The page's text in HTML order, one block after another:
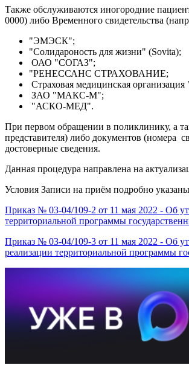
Также обслуживаются иногородние
0000) либо Временного свидетельства
"ЭМЭСК";
"Солидароность для жизни" (Sovita);
ОАО "СОГАЗ";
"РЕНЕССАНС СТРАХОВАНИЕ;
Страховая медицинская
ЗАО "МАКС-М";
"АСКО-МЕД".
При первом обращении в поликлинику, а
представителя) либо документов (номера
достоверные сведения.
Данная процедура направлена на
Условия Записи на приём подробно
Приказ № 03-04/109-2 от 11 мая 2022 - Об
территориальной программы
Приказ № 03-04/109-3 от 11 мая 2022 - Об
реализации территориальной программы